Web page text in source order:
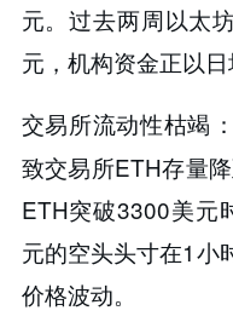
元。过去两周以太
元，​​机构资金正以日
交易所流动性枯竭​​
致交易所ETH存量
ETH突破3300美元
元的空头头寸在1小
价格波动​​。